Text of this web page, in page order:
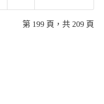
第 199 頁，共 209 頁